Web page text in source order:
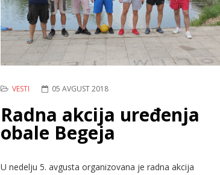
VESTI 05 AVGUST 2018
Radna akcija uređenja
obale Begeja
U nedelju 5. avgusta organizovana je radna akcija